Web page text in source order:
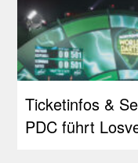
Ticketinfos &
PDC führt